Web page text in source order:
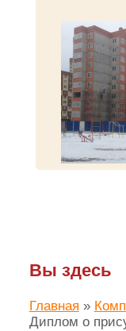
Вы здесь
Главная »
Диплом о